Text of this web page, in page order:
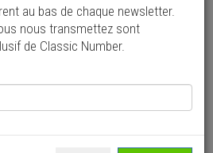
au bas de chaque newsletter.
nous transmettez sont
de Classic Number.